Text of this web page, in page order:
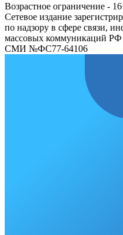
Возрастное ограничение -
Сетевое издание
по надзору в сфере связи,
массовых коммуникаций РФ
СМИ №ФС77-64106